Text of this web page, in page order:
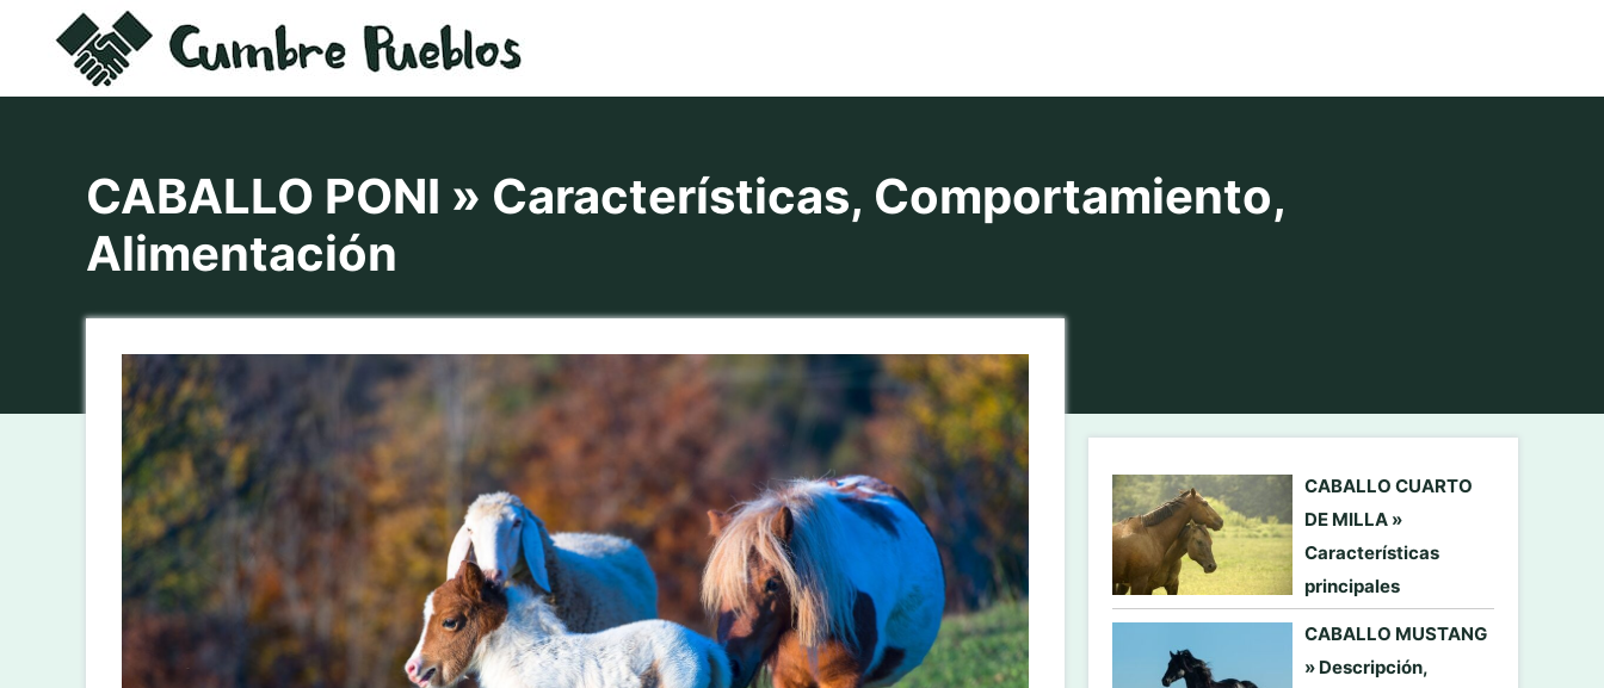
contenido
CABALLO PONI » Características, Comportamiento,
Alimentación
CABALLO CUARTO
DE MILLA »
Características
principales
CABALLO MUSTANG
» Descripción,